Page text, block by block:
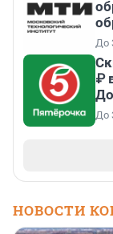
До
₽
До
НОВОСТИ